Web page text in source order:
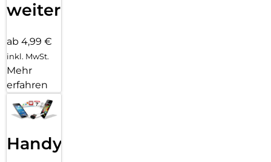
weiter
ab 4,99 €
inkl. MwSt.
Mehr
erfahren
Handy